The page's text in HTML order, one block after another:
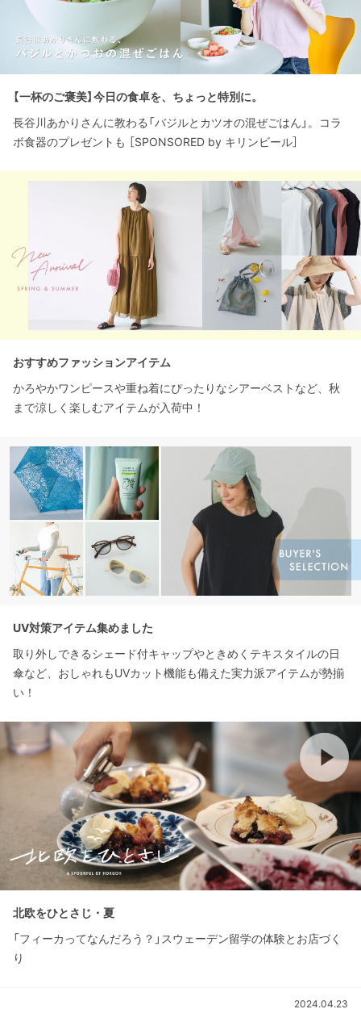
【一杯のご褒美】今日の食卓を、ちょっと特別に。
長谷川あかりさんに教わる「バジルとカツオの混ぜごはん」。コラ
ボ食器のプレゼントも ［SPONSORED by キリンビール］
おすすめファッションアイテム
かろやかワンピースや重ね着にぴったりなシアーベストなど、秋
まで涼しく楽しむアイテムが入荷中！
UV対策アイテム集めました
取り外しできるシェード付キャップやときめくテキスタイルの日
傘など、おしゃれもUVカット機能も備えた実力派アイテムが勢揃
い！
北欧をひとさじ・夏
「フィーカってなんだろう？」スウェーデン留学の体験とお店づく
り
2024.04.23